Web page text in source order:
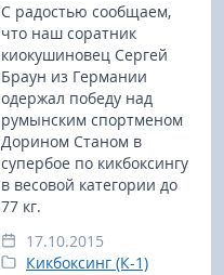
С радостью сообщаем,
что наш соратник
киокушиновец Сергей
Браун из Германии
одержал победу над
румынским спортменом
Дорином Станом в
супербое по кикбоксингу
в весовой категории до
77 кг.
17.10.2015
Кикбоксинг (К-1)